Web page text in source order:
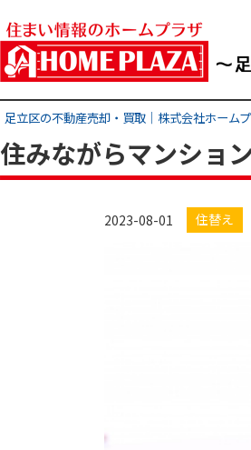
足立区の不動産売却・買取｜株式会社ホーム
住みながらマンショ
2023-08-01 住替え